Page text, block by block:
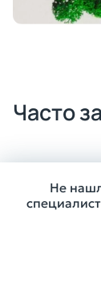
Часто
—
Не